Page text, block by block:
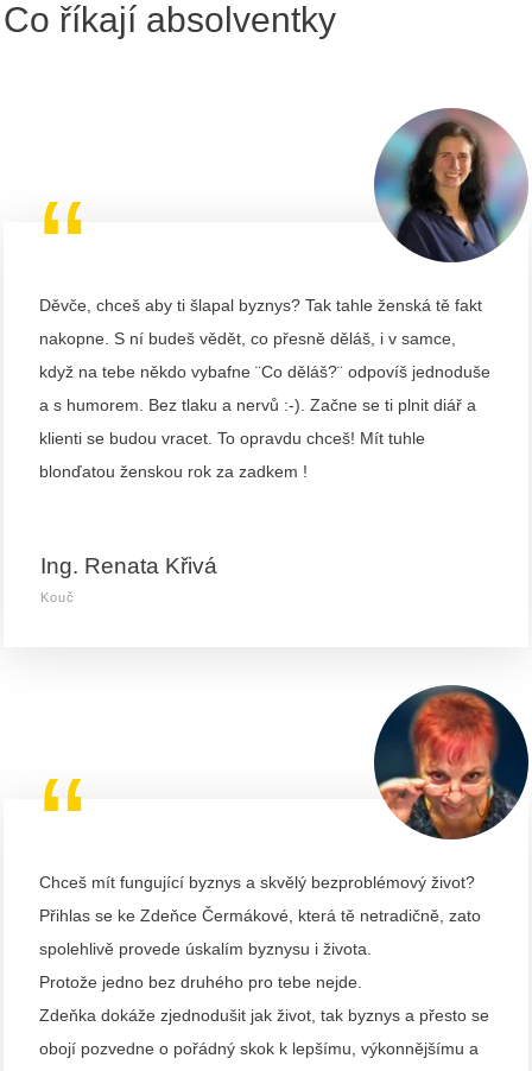
Co říkají absolventky
“
Děvče, chceš aby ti šlapal byznys? Tak tahle ženská tě fakt
nakopne. S ní budeš vědět, co přesně děláš, i v samce,
když na tebe někdo vybafne ¨Co děláš?¨ odpovíš jednoduše
a s humorem. Bez tlaku a nervů :-). Začne se ti plnit diář a
klienti se budou vracet. To opravdu chceš! Mít tuhle
blonďatou ženskou rok za zadkem !
Ing. Renata Křivá
Kouč
“
Chceš mít fungující byznys a skvělý bezproblémový život?
Přihlas se ke Zdeňce Čermákové, která tě netradičně, zato
spolehlivě provede úskalím byznysu i života.
Protože jedno bez druhého pro tebe nejde.
Zdeňka dokáže zjednodušit jak život, tak byznys a přesto se
obojí pozvedne o pořádný skok k lepšímu, výkonnějšímu a